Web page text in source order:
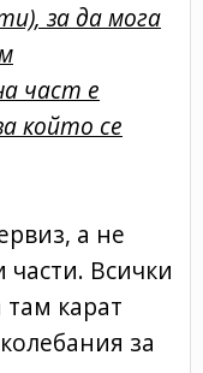
за да мога
част е
който се
а не
части. Всички
карат
за